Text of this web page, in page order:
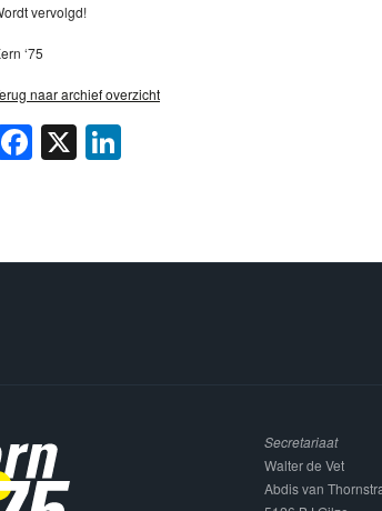
vervolgd!
‘75
naar archief overzicht
Facebook
X
Secretariaat
Walter de Vet
Abdis van